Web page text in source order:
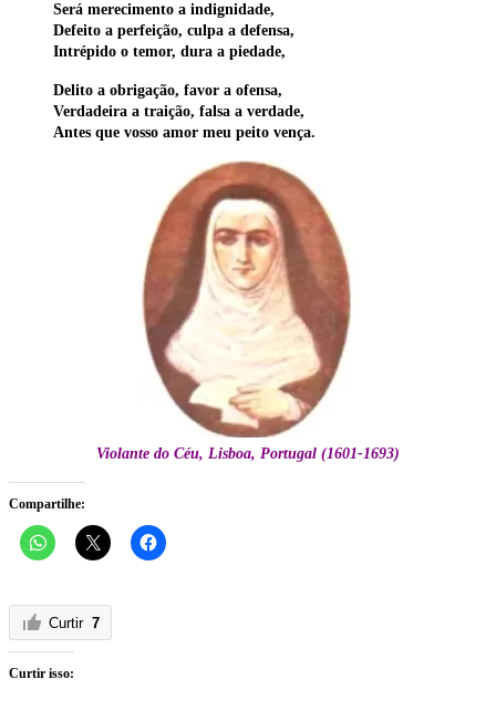
Será merecimento a indignidade,
Defeito a perfeição, culpa a defensa,
Intrépido o temor, dura a piedade,
Delito a obrigação, favor a ofensa,
Verdadeira a traição, falsa a verdade,
Antes que vosso amor meu peito vença.
Violante do Céu, Lisboa, Portugal (1601-1693)
Compartilhe:
Curtir 7
Curtir isso: